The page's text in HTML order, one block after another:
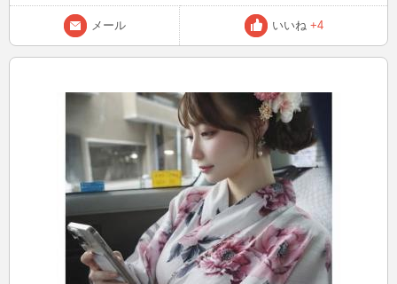
メール いいね +4